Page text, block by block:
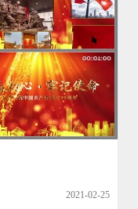
2021-02-25